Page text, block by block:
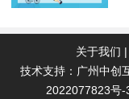
关于我们 |
技术支持：广州中创
2022077823号-